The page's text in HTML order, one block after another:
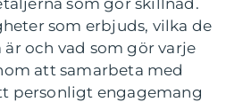
som gör skillnad.
som erbjuds, vilka de
och vad som gör varje
att samarbeta med
personligt engagemang